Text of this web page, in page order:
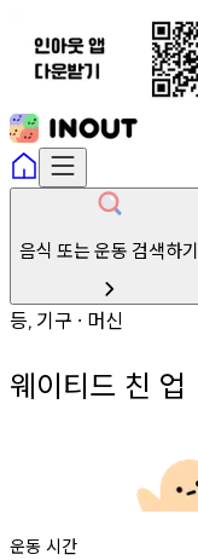
음식 또는 운동 검색하기
등, 기구 ∙ 머신
웨이티드 친 업
운동 시간